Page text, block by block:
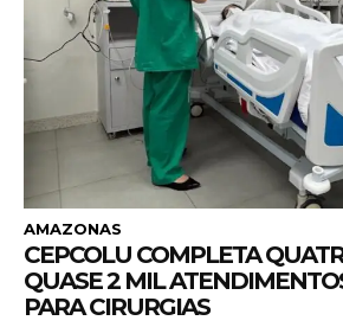
AMAZONAS
CEPCOLU COMPLETA
QUASE 2 MIL
PARA CIRURGIAS